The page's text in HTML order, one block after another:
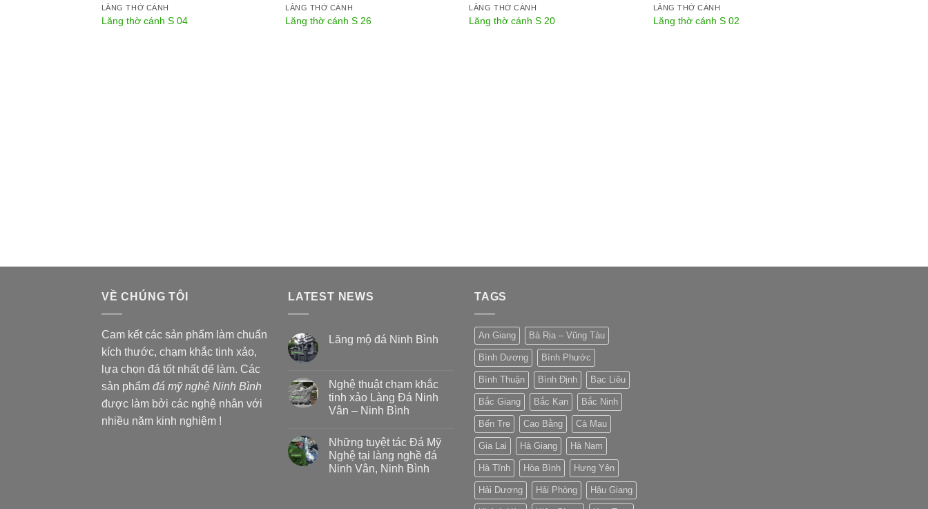
LĂNG THỜ CÁNH
Lăng thờ cánh S 04
LĂNG THỜ CÁNH
Lăng thờ cánh S 26
LĂNG THỜ CÁNH
Lăng thờ cánh S 20
LĂNG THỜ CÁNH
Lăng thờ cánh S 02
VỀ CHÚNG TÔI
Cam kết các sản phẩm làm chuẩn
kích thước, chạm khắc tinh xảo,
lựa chọn đá tốt nhất để làm. Các
sản phẩm đá mỹ nghệ Ninh Bình
được làm bởi các nghệ nhân với
nhiều năm kinh nghiệm !
LATEST NEWS
Lăng mộ đá Ninh Bình
Nghệ thuật chạm khắc
tinh xảo Làng Đá Ninh
Vân – Ninh Bình
Những tuyệt tác Đá Mỹ
Nghệ tại làng nghề đá
Ninh Vân, Ninh Bình
TAGS
An Giang Bà Rịa – Vũng Tàu
Bình Dương Bình Phước
Bình Thuận Bình Định Bạc Liêu
Bắc Giang Bắc Kạn Bắc Ninh
Bến Tre Cao Bằng Cà Mau
Gia Lai Hà Giang Hà Nam
Hà Tĩnh Hòa Bình Hưng Yên
Hải Dương Hải Phòng Hậu Giang